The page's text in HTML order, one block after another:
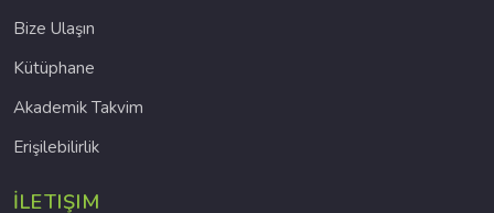
Bize Ulaşın
Kütüphane
Akademik Takvim
Erişilebilirlik
İLETIŞIM